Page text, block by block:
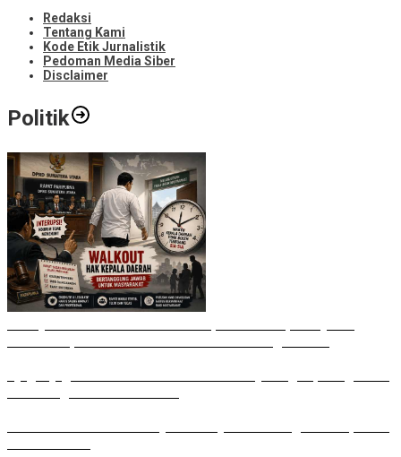
Redaksi
Tentang Kami
Kode Etik Jurnalistik
Pedoman Media Siber
Disclaimer
Politik